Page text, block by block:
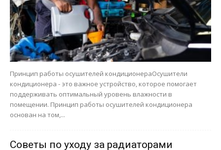
Принцип работы осушителей кондиционераОсушители
кондиционера - это важное устройство, которое помогает
поддерживать оптимальный уровень влажности в
помещении. Принцип работы осушителей кондиционера
основан на том,...
Советы по уходу за радиаторами